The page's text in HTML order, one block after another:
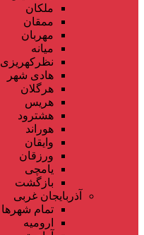
ملکان
ممقان
مهربان
میانه
نظرکهریزی
هادی شهر
هرگلان
هریس
هشترود
هوراند
وایقان
ورزقان
یامچی
بازگشت
آذربایجان غربی
تمام شهر‌ها
ارومیه